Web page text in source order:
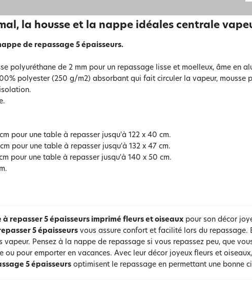
la housse et la nappe idéales centrale
de repassage 5 épaisseurs.
polyuréthane de 2 mm pour un repassage lisse et moelleux, âme en
polyester (250 g/m2) absorbant qui fait circuler la vapeur, mousse
pour une table à repasser jusqu'à 122 x 40 cm.
pour une table à repasser jusqu'à 132 x 47 cm.
pour une table à repasser jusqu'à 140 x 50 cm.
à repasser 5 épaisseurs imprimé fleurs et oiseaux pour son décor
5 épaisseurs vous assure confort et facilité lors du repassage.
Pensez à la nappe de repassage si vous repassez peu, que
ou pour emporter en vacances. Avec leur décor joyeux fleurs et
5 épaisseurs optimisent le repassage en permettant une bonne